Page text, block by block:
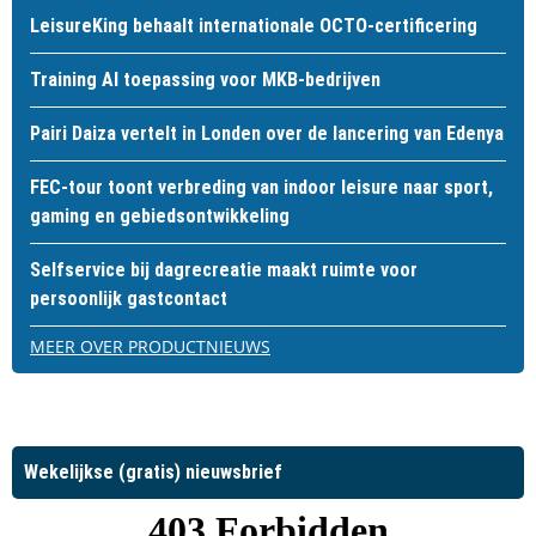
LeisureKing behaalt internationale OCTO-certificering
Training AI toepassing voor MKB-bedrijven
Pairi Daiza vertelt in Londen over de lancering van Edenya
FEC-tour toont verbreding van indoor leisure naar sport,
gaming en gebiedsontwikkeling
Selfservice bij dagrecreatie maakt ruimte voor
persoonlijk gastcontact
MEER OVER PRODUCTNIEUWS
Wekelijkse (gratis) nieuwsbrief